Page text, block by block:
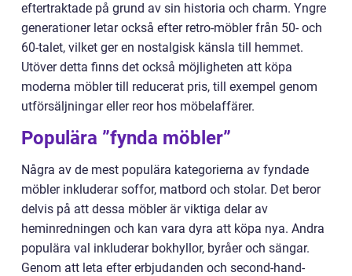
eftertraktade på grund av sin historia och charm. Yngre
generationer letar också efter retro-möbler från 50- och
60-talet, vilket ger en nostalgisk känsla till hemmet.
Utöver detta finns det också möjligheten att köpa
moderna möbler till reducerat pris, till exempel genom
utförsäljningar eller reor hos möbelaffärer.
Populära ”fynda möbler”
Några av de mest populära kategorierna av fyndade
möbler inkluderar soffor, matbord och stolar. Det beror
delvis på att dessa möbler är viktiga delar av
heminredningen och kan vara dyra att köpa nya. Andra
populära val inkluderar bokhyllor, byråer och sängar.
Genom att leta efter erbjudanden och second-hand-